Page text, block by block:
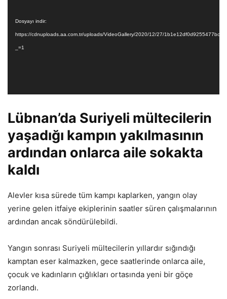
Dosyayı indir:
https://cdnuploads.aa.com.tr/uploads/VideoGallery/2020/12/27/
_=1
Lübnan’da Suriyeli mültecilerin
yaşadığı kampın yakılmasının
ardından onlarca aile sokakta
kaldı
Alevler kısa sürede tüm kampı kaplarken, yangın olay
yerine gelen itfaiye ekiplerinin saatler süren çalışmalarının
ardından ancak söndürülebildi.
Yangın sonrası Suriyeli mültecilerin yıllardır sığındığı
kamptan eser kalmazken, gece saatlerinde onlarca aile,
çocuk ve kadınların çığlıkları ortasında yeni bir göçe
zorlandı.